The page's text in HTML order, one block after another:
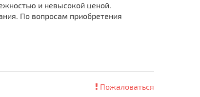
и невысокой ценой.
По вопросам приобретения
Пожаловаться